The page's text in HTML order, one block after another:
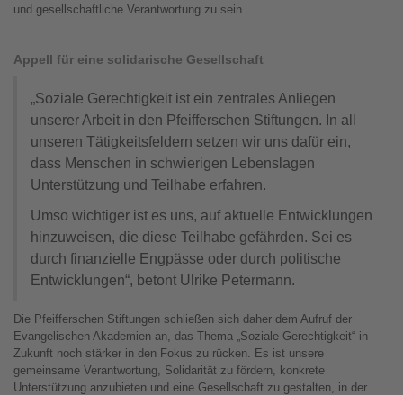
und gesellschaftliche Verantwortung zu sein.
Appell für eine solidarische Gesellschaft
„Soziale Gerechtigkeit ist ein zentrales Anliegen
unserer Arbeit in den Pfeifferschen Stiftungen. In all
unseren Tätigkeitsfeldern setzen wir uns dafür ein,
dass Menschen in schwierigen Lebenslagen
Unterstützung und Teilhabe erfahren.
Umso wichtiger ist es uns, auf aktuelle Entwicklungen
hinzuweisen, die diese Teilhabe gefährden. Sei es
durch finanzielle Engpässe oder durch politische
Entwicklungen“, betont Ulrike Petermann.
Die Pfeifferschen Stiftungen schließen sich daher dem Aufruf der
Evangelischen Akademien an, das Thema „Soziale Gerechtigkeit“ in
Zukunft noch stärker in den Fokus zu rücken. Es ist unsere
gemeinsame Verantwortung, Solidarität zu fördern, konkrete
Unterstützung anzubieten und eine Gesellschaft zu gestalten, in der